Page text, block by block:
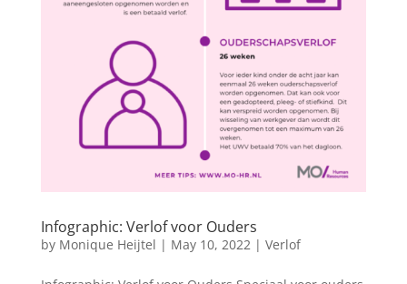
Infographic: Verlof voor Ouders
by Monique Heijtel | May 10, 2022| Verlof